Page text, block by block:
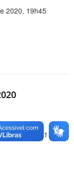
2020, 19h45
2020, 11h31